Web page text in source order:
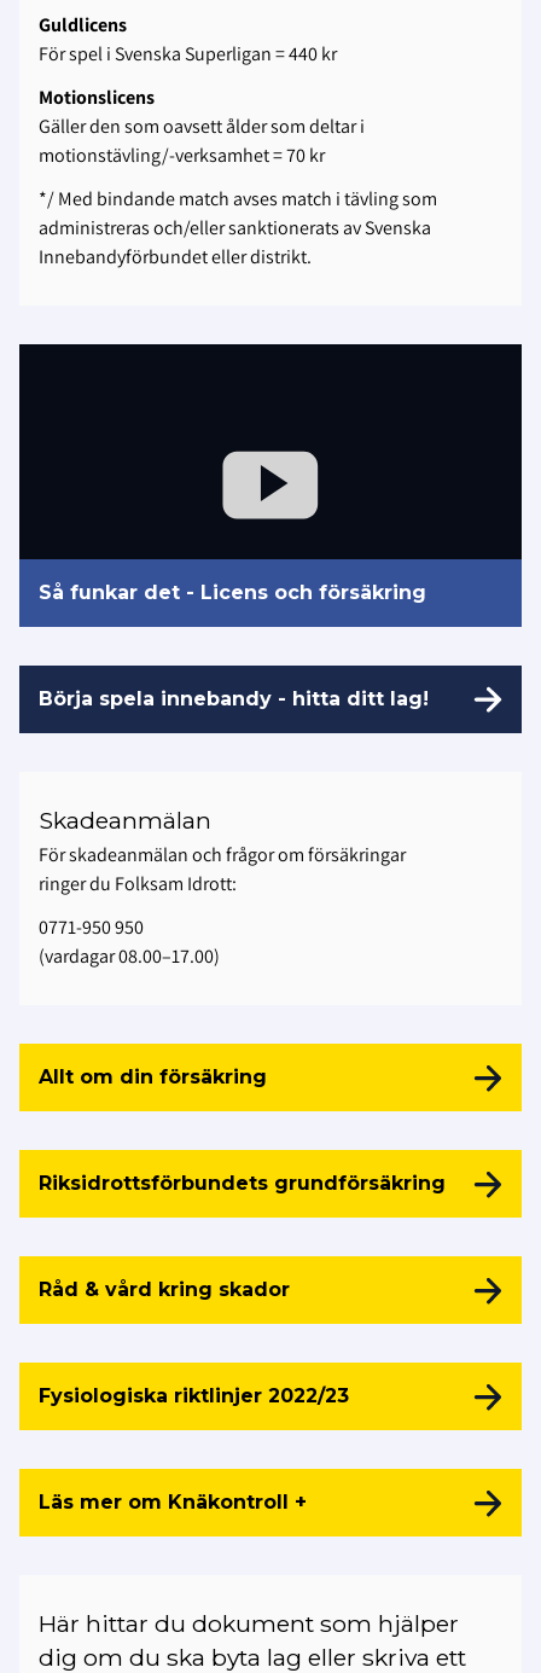
Guldlicens
För spel i Svenska Superligan = 440 kr
Motionslicens
Gäller den som oavsett ålder som deltar i
motionstävling/-verksamhet = 70 kr
*/ Med bindande match avses match i tävling som
administreras och/eller sanktionerats av Svenska
Innebandyförbundet eller distrikt.
Så funkar det - Licens och försäkring
Börja spela innebandy - hitta ditt lag!
Skadeanmälan
För skadeanmälan och frågor om försäkringar
ringer du Folksam Idrott:
0771-950 950
(vardagar 08.00–17.00)
Allt om din försäkring
Riksidrottsförbundets grundförsäkring
Råd & vård kring skador
Fysiologiska riktlinjer 2022/23
Läs mer om Knäkontroll +
Här hittar du dokument som hjälper
dig om du ska byta lag eller skriva ett